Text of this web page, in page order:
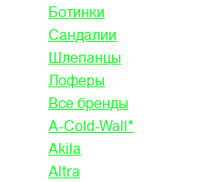
Ботинки
Сандалии
Шлепанцы
Лоферы
Все бренды
A-Cold-Wall*
Akila
Altra